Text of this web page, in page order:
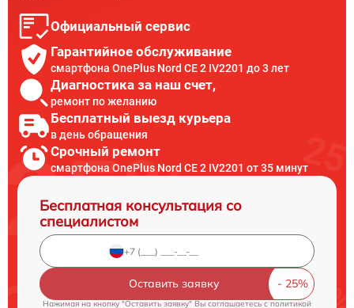
Официальный сервис
Гарантийное обслуживание
смартфона OnePlus Nord CE 2 IV2201 до 3 лет
Диагностика за наш счет,
ремонт по желанию
Бесплатный выезд курьера
в день обращения
Срочный ремонт
смартфона OnePlus Nord CE 2 IV2201 от 35 минут
Бесплатная консультация со
специалистом
Оставить заявку
Нажимая на кнопку "Оставить заявку" Вы соглашаетесь c политикой